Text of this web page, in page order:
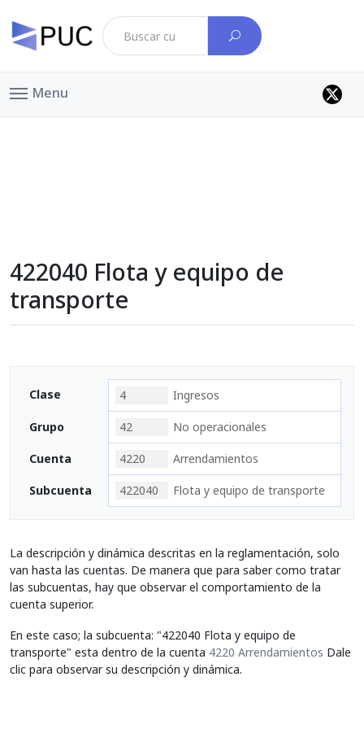
Menu
422040 Flota y equipo de
transporte
Clase 4 Ingresos
Grupo 42 No operacionales
Cuenta 4220 Arrendamientos
Subcuenta 422040 Flota y equipo de transporte
La descripción y dinámica descritas en la reglamentación, solo
van hasta las cuentas. De manera que para saber como tratar
las subcuentas, hay que observar el comportamiento de la
cuenta superior.
En este caso; la subcuenta: "422040 Flota y equipo de
transporte" esta dentro de la cuenta 4220 Arrendamientos Dale
clic para observar su descripción y dinámica.